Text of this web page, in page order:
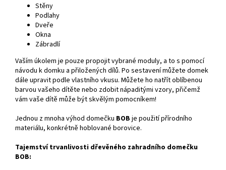
Stěny
Podlahy
Dveře
Okna
Zábradlí
Vaším úkolem je pouze propojit vybrané moduly, a to s pomocí
návodu k domku a přiložených dílů. Po sestavení můžete domek
dále upravit podle vlastního vkusu. Můžete ho natřít oblíbenou
barvou vašeho dítěte nebo zdobit nápaditými vzory, přičemž
vám vaše dítě může být skvělým pomocníkem!
Jednou z mnoha výhod domečku BOB je použití přírodního
materiálu, konkrétně hoblované borovice.
Tajemství trvanlivosti dřevěného zahradního domečku
BOB: